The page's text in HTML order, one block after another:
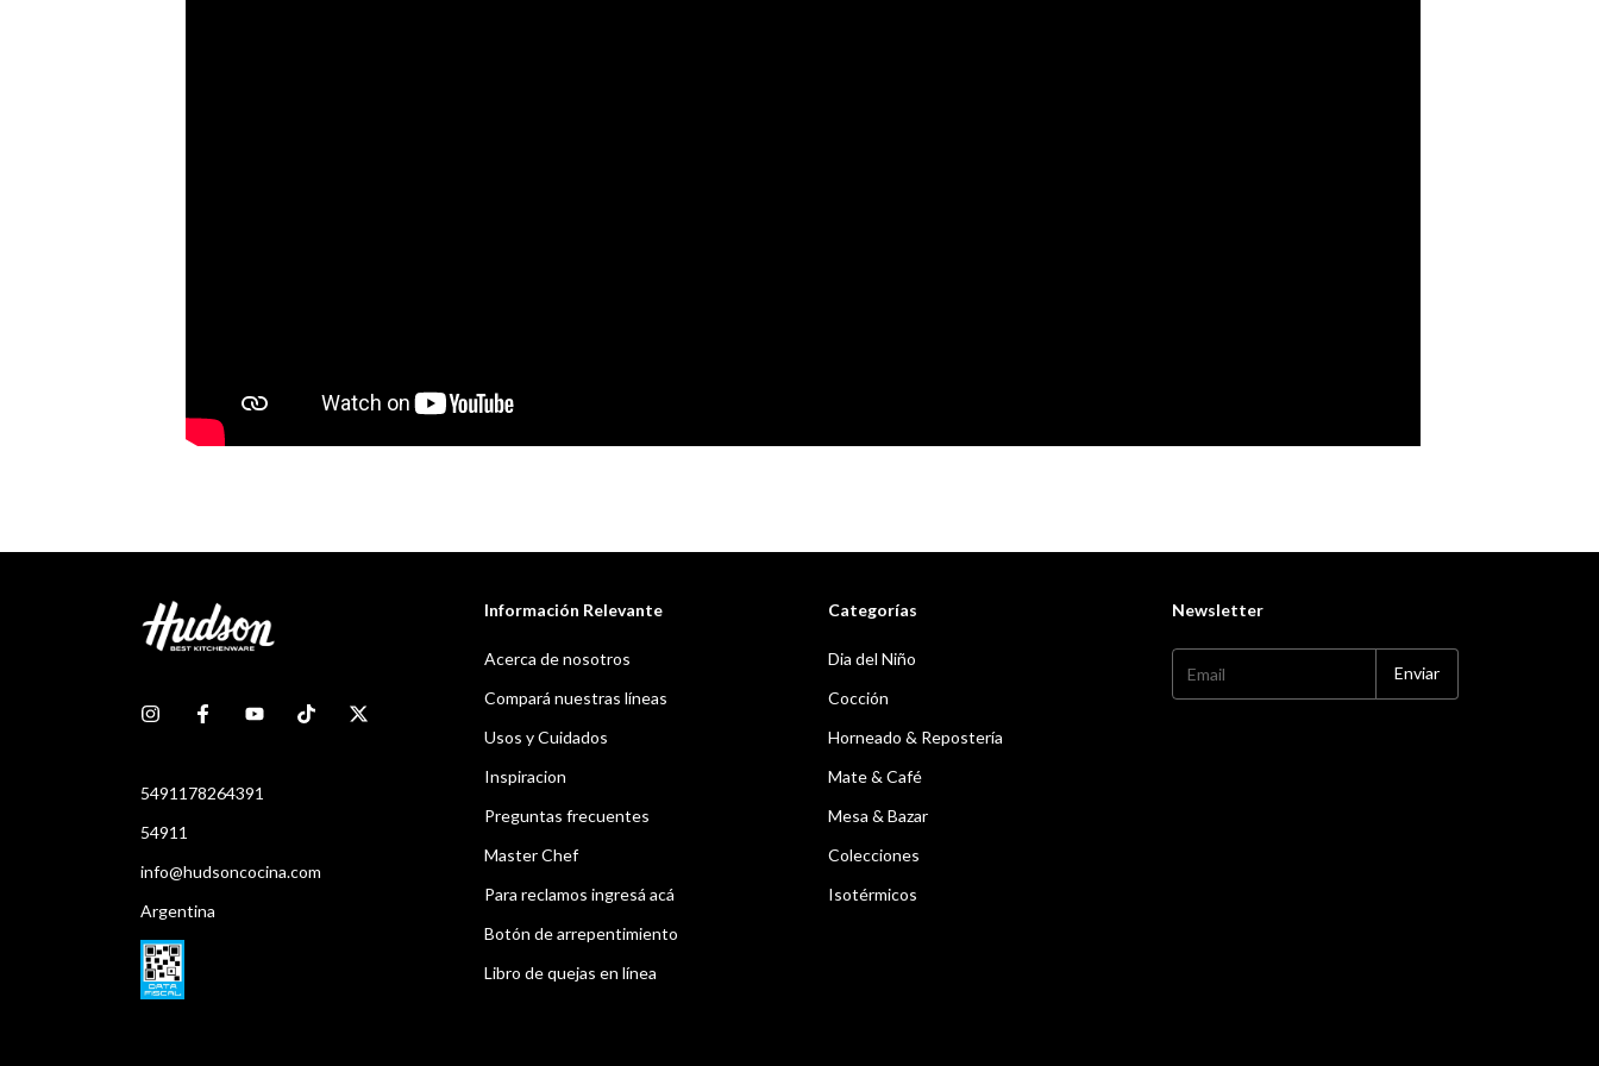
5491178264391
54911
info@hudsoncocina.com
Argentina
Información Relevante
Acerca de nosotros
Compará nuestras líneas
Usos y Cuidados
Inspiracion
Preguntas frecuentes
Master Chef
Para reclamos ingresá acá
Botón de arrepentimiento
Libro de quejas en línea
Categorías
Dia del Niño
Cocción
Horneado & Repostería
Mate & Café
Mesa & Bazar
Colecciones
Isotérmicos
Newsletter